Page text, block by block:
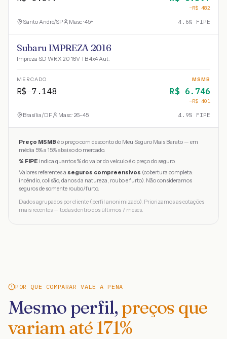
−R$ 482
Santo André/SP Masc · 45+ 4.6% FIPE
Subaru IMPREZA 2016
Impreza SD WRX 2.0 16V TB 4x4 Aut.
MERCADO
R$7.148
MSMB
R$ 6.746
−R$ 401
Brasília/DF Masc · 26-45 4.9% FIPE
Preço MSMB é o preço com desconto do Meu Seguro Mais Barato — em
média 5% a 15% abaixo do mercado.
% FIPE indica quantos % do valor do veículo é o preço do seguro.
Valores referentes a seguros compreensivos (cobertura completa:
incêndio, colisão, danos da natureza, roubo e furto). Não consideramos
seguros de somente roubo/furto.
Dados agrupados por cliente (perfil anonimizado). Priorizamos as cotações
mais recentes — todas dentro dos últimos 7 meses.
POR QUE COMPARAR VALE A PENA
Mesmo perfil, preços que
variam até171%